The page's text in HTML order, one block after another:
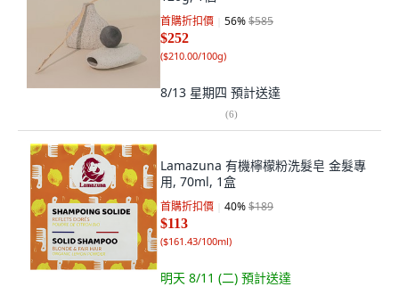
首購折扣價 56%$585
$252
($210.00/100g)
8/13 星期四 預計送達
(6)
Lamazuna 有機檸檬粉洗髮皂 金髮專
用, 70ml, 1盒
首購折扣價 40%$189
$113
($161.43/100ml)
明天 8/11 (二) 預計送達